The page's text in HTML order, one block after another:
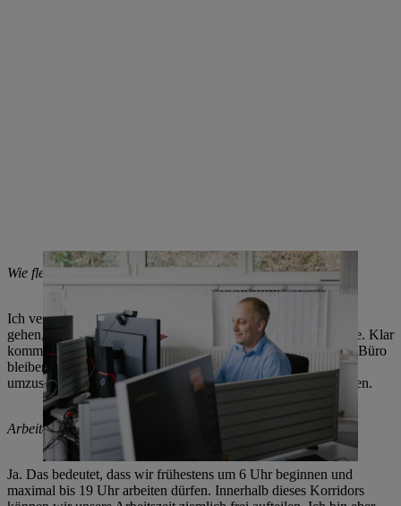
Wie flexibel sind Sie sonst?
Ich versuche immer, einen Tag pro Woche früh nach Hause zu
gehen, damit ich von meiner Tochter auch tagsüber etwas habe. Klar
kommt mal spontan etwas dazwischen, weshalb ich länger im Büro
bleiben muss. Aber ich versuche, den Vorsatz regelmäßig
umzusetzen. Und das geht auch dank der flexiblen Arbeitszeiten.
Arbeiten Sie in Gleitzeit?
Ja. Das bedeutet, dass wir frühestens um 6 Uhr beginnen und
maximal bis 19 Uhr arbeiten dürfen. Innerhalb dieses Korridors